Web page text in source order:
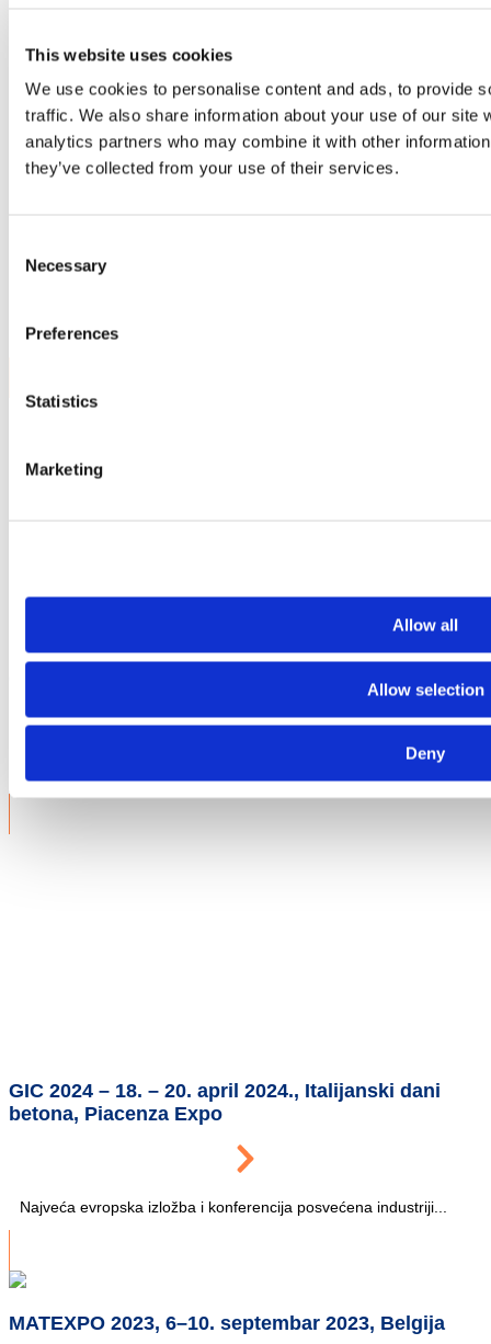
This website uses cookies
We use cookies to personalise content and ads, to provide
traffic. We also share information about your use of our site
analytics partners who may combine it with other
they’ve collected from your use of their services.
Selection
Necessary
Preferences
Statistics
Marketing
Allow all
Allow selection
Deny
Ponosni smo na neverovanto uspešno učešće na...
INTERMAT 2024, 4. – 27. april 2024. Pariz, Parc
GIC 2024 – 18. – 20. april 2024., Italijanski dani
betona, Piacenza Expo
Najveća evropska izložba i konferencija posvećena industriji...
MATEXPO 2023, 6–10. septembar 2023, Belgija